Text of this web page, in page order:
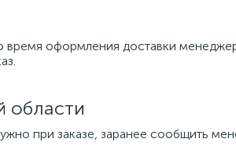
оформления доставки
области
при заказе, заранее сообщить